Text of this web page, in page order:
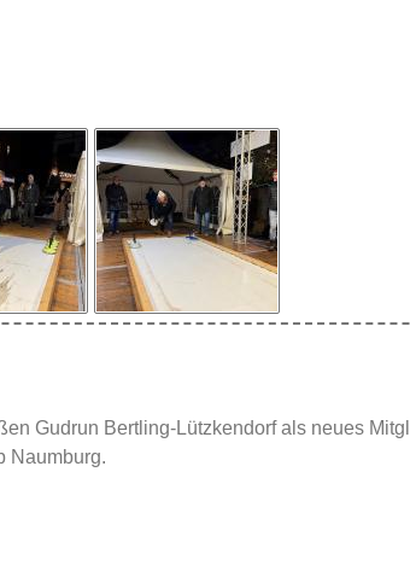
Gudrun Bertling-Lützkendorf als neues
Naumburg.